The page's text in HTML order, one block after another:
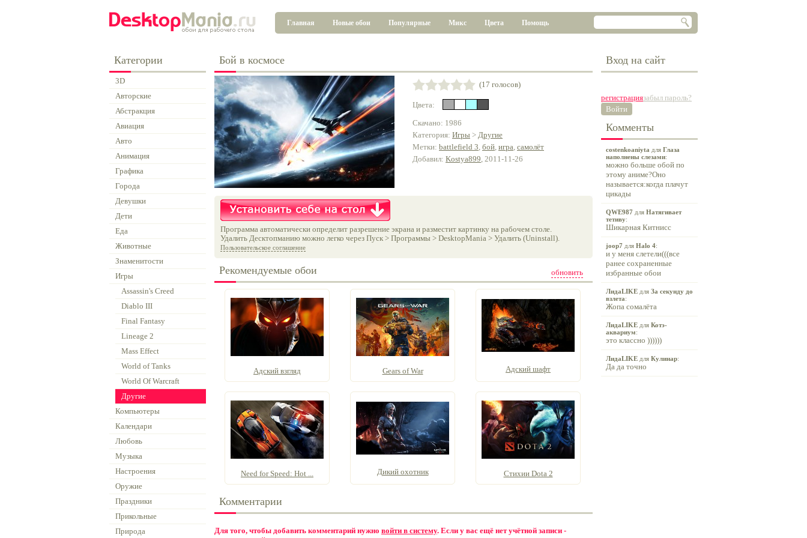
Главная Новые обои Популярные Микс Цвета Помощь
Категории
3D
Авторские
Абстракция
Авиация
Авто
Анимация
Графика
Города
Девушки
Дети
Еда
Животные
Знаменитости
Игры
Assassin's Creed
Diablo III
Final Fantasy
Lineage 2
Mass Effect
World of Tanks
World Of Warcraft
Другие
Компьютеры
Календари
Любовь
Музыка
Настроения
Оружие
Праздники
Прикольные
Природа
Бой в космосе
(17 голосов)
Цвета:
Скачано: 1986
Категория: Игры > Другие
Метки: battlefield 3, бой, игра, самолёт
Добавил: Kostya899, 2011-11-26
Программа автоматически определит разрешение экрана и разместит картинку на рабочем столе.
Удалить Десктопманию можно легко через Пуск > Программы > DesktopMania > Удалить (Uninstall).
Пользовательское соглашение
обновить
Рекомендуемые обои
Адский взгляд Gears of War Адский шафт
Need for Speed: Hot ... Дикий охотник Стихии Dota 2
Комментарии
Для того, чтобы добавить комментарий нужно войти в систему. Если у вас ещё нет учётной записи -
Вход на сайт
регистрациязабыл пароль?
Войти
Комменты
costenkoaniyta для Глаза
наполнены слезами:
можно больше обой по
этому аниме?Оно
называется:когда плачут
цикады
QWE987 для Натягивает
тетиву:
Шикарная Китнисс
joop7 для Halo 4:
и у меня слетели(((все
ранее сохраненные
избранные обои
ЛидаLIKE для За секунду до
взлета:
Жопа сомалёта
ЛидаLIKE для Котэ-
аквариум:
это классно ))))))
ЛидаLIKE для Кулинар:
Да да точно